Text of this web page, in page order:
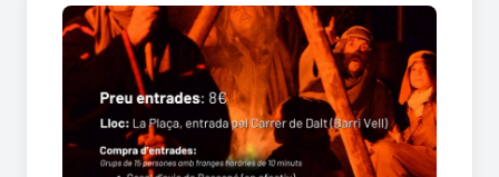
Entrades a la venda amb places limitades!
Compra-la alsegüent enllaç
O bé, al Casal d’Avis de Bescanó de dilluns a
divendres de 16h a 18h (venda a partir del 13 de
desembre).